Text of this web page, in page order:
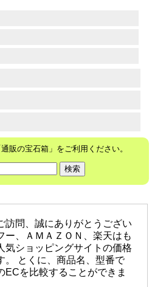
販の宝石箱」をご利用ください。
訪問、誠にありがとうござい
ー、ＡＭＡＺＯＮ、楽天はも
気ショッピングサイトの価格
。 とくに、商品名、型番で
ECを比較することができま